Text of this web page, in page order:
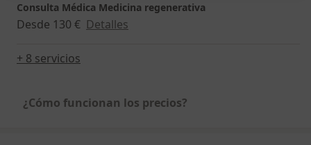
Consulta Médica Medicina regenerativa
Desde 130 € Detalles
+ 8 servicios
¿Cómo funcionan los precios?